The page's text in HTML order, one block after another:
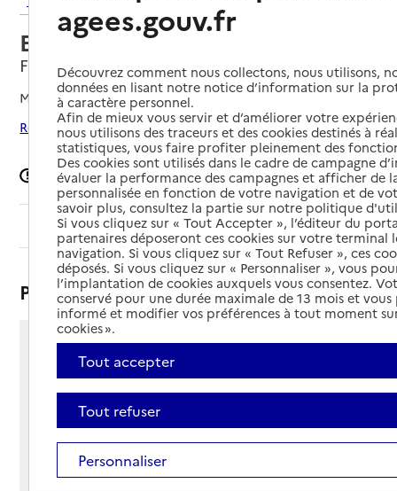
EHPAD Abbaye Notre-Dame
Faremoutiers, SEINE-ET-MARNE
Mis à jour le23/01/2026
Rechercher les établissements autour de Faremoutiers
Signaler une erreur
Sommaire
Présentation
77515 - Faremoutiers
Voir itinéraire
Téléphone :
01 64 20 05 49
Contact
Contact
Site Internet
Site internet
agees.gouv.fr
Découvrez comment nous collectons, nous utilisons,
données en lisant notre notice d’information sur la
à caractère personnel.
Afin de mieux vous servir et d’améliorer votre
nous utilisons des traceurs et des cookies destinés à
statistiques, vous faire profiter pleinement des
Des cookies sont utilisés dans le cadre de campagne
évaluer la performance des campagnes et afficher de
personnalisée en fonction de votre navigation et de
savoir plus, consultez la partie sur notre politique
Si vous cliquez sur « Tout Accepter », l’éditeur du
partenaires déposeront ces cookies sur votre terminal
navigation. Si vous cliquez sur « Tout Refuser », ces
déposés. Si vous cliquez sur « Personnaliser », vous
l’implantation de cookies auxquels vous consentez.
conservé pour une durée maximale de 13 mois et
informé et modifier vos préférences à tout moment
cookies ».
Tout accepter
Tout refuser
Personnaliser